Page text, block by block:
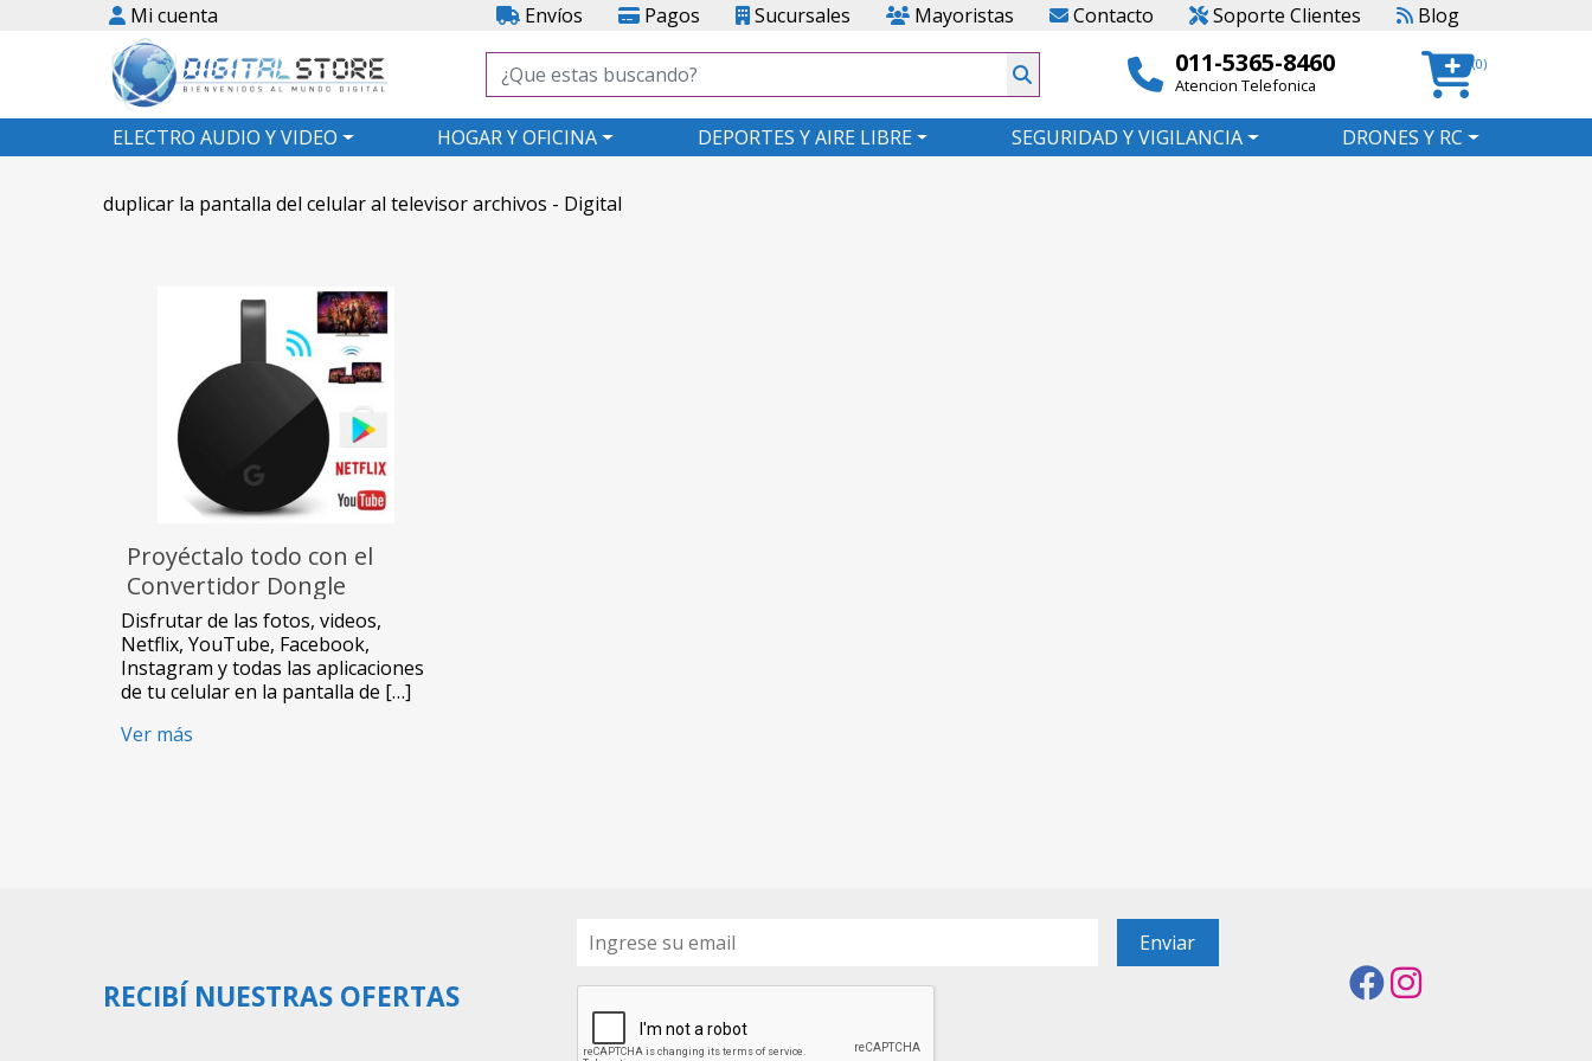
Mi cuenta Envíos Pagos Sucursales Mayoristas Contacto Soporte Clientes Blog
011-5365-8460
Atencion Telefonica
(0)
ELECTRO AUDIO Y VIDEO HOGAR Y OFICINA DEPORTES Y AIRE LIBRE SEGURIDAD Y VIGILANCIA DRONES Y RC
duplicar la pantalla del celular al televisor archivos - Digital
Proyéctalo todo con el
Convertidor Dongle
NewVision G5
Disfrutar de las fotos, videos,
Netflix, YouTube, Facebook,
Instagram y todas las aplicaciones
de tu celular en la pantalla de […]
Ver más
RECIBÍ NUESTRAS OFERTAS